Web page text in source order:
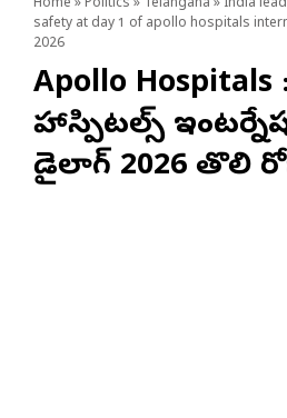
Home » Politics » Telangana » India
safety at day 1 of apollo hospitals
2026
Apollo Hospitals
హాస్పిటల్స్
డైలాగ్ 2026 తొలి